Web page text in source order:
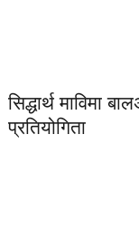
सिद्धार्थ माविमा
प्रतियोगिता